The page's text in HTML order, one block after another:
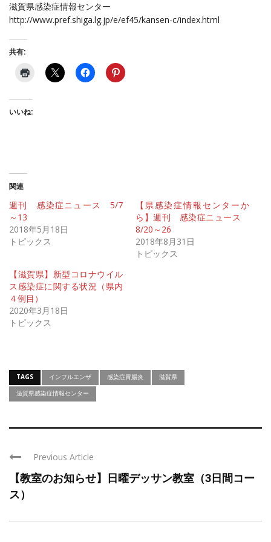
滋賀県感染症情報センター
http://www.pref.shiga.lg.jp/e/ef45/kansen-c/index.html
共有:
いいね:
関連
週刊 感染症ニュース 5/7
～13
2018年5月18日
トピックス
【県感染症情報センターか
ら】週刊 感染症ニュース
8/20～26
2018年8月31日
トピックス
【滋賀県】新型コロナウイル
ス感染症に関する状況（県内
４例目）
2020年3月18日
トピックス
TAGS インフルエンザ 感染症胃腸炎
滋賀県
滋賀県感染症情報センター
Previous Article
【教室のお知らせ】日曜デッサン教室（3日間コー
ス）